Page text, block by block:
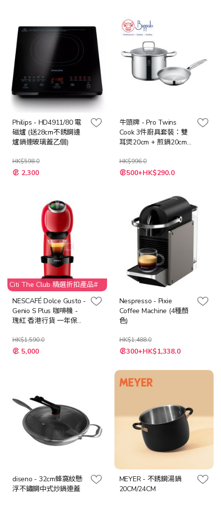
Philips - HD4911/80 電
磁爐 (送28cm不銹鋼邊
爐鍋連玻璃蓋乙個)
HK$598.0
特
殊 2,300
牛頭牌 - Pro Twins
Cook 3件廚具套裝：雙
耳煲20cm + 煎鍋20cm
HK$996.0
特
殊 500+HK$290.0
Citi The Club 精選折扣產品#
NESCAFÉ Dolce Gusto -
Genio S Plus 咖啡機 -
瑰紅 香港行貨 一年保養
膠囊 [適用於NESCAFÉ®
Dolce Gusto® 咖啡機]
HK$1,590.0
特
殊 5,000
Nespresso - Pixie
Coffee Machine (4種顏
色)
HK$1,488.0
300+HK$1,338.0
diseno - 32cm蜂窩紋懸
浮不鏽鋼中式炒鍋連蓋
MEYER - 不銹鋼湯鍋
20CM/24CM